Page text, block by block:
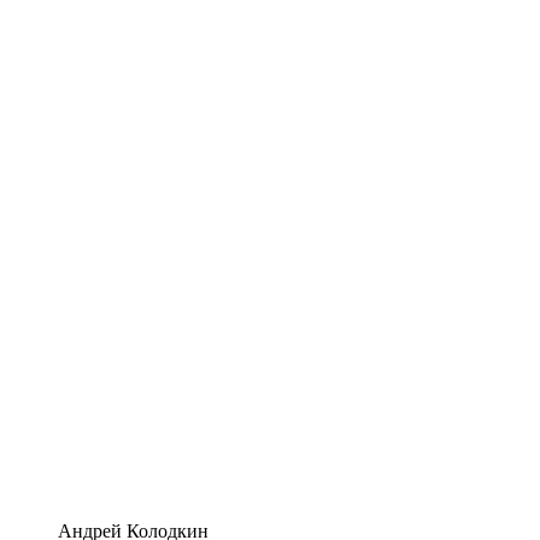
Андрей Колодкин